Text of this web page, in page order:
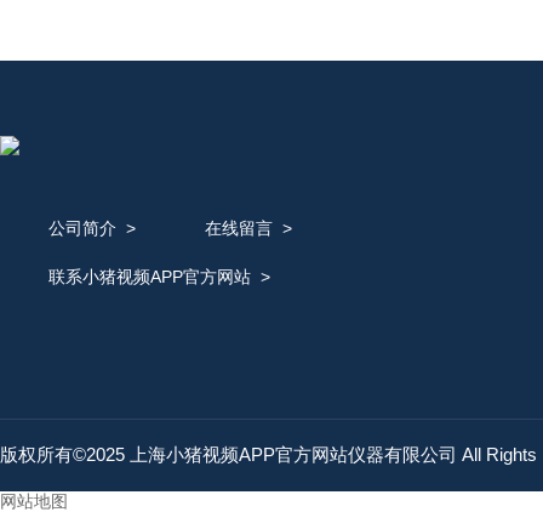
公司简介 > 在线留言>
联系小猪视频APP官方网站>
版权所有©2025 上海小猪视频APP官方网站仪器有限公司 All
网站地图